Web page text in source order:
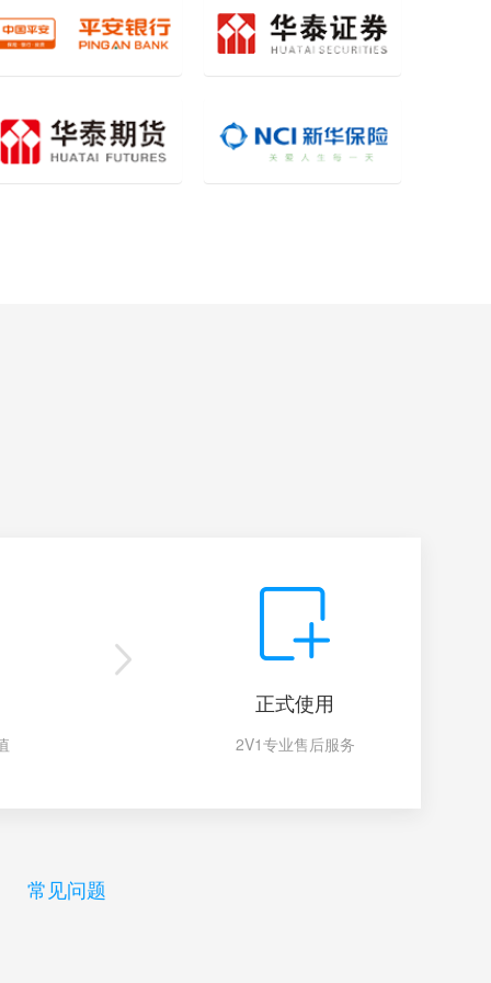
正式使用
2V1专业售后服务
常见问题